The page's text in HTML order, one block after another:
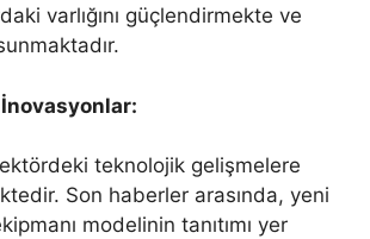
varlığını güçlendirmekte ve
teknolojik gelişmelere
Son haberler arasında, yeni
modelinin tanıtımı yer